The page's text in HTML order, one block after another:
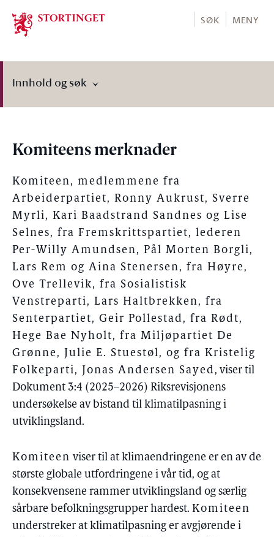
Stortinget.no
SØK MENY
Innhold og søk
Komiteens merknader
Komiteen, medlemmene fra
Arbeiderpartiet, Ronny Aukrust, Sverre
Myrli, Kari Baadstrand Sandnes og Lise
Selnes, fra Fremskrittspartiet, lederen
Per-Willy Amundsen, Pål Morten Borgli,
Lars Rem og Aina Stenersen, fra Høyre,
Ove Trellevik, fra Sosialistisk
Venstreparti, Lars Haltbrekken, fra
Senterpartiet, Geir Pollestad, fra Rødt,
Hege Bae Nyholt, fra Miljøpartiet De
Grønne, Julie E. Stuestøl, og fra Kristelig
Folkeparti, Jonas Andersen Sayed, viser til
Dokument 3:4 (2025–2026) Riksrevisjonens
undersøkelse av bistand til klimatilpasning i
utviklingsland.
Komiteen viser til at klimaendringene er en av de
største globale utfordringene i vår tid, og at
konsekvensene rammer utviklingsland og særlig
sårbare befolkningsgrupper hardest. Komiteen
understreker at klimatilpasning er avgjørende i